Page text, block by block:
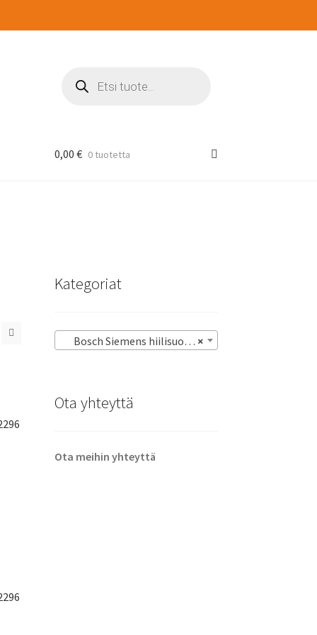
search
0,00 € 0 tuotetta
Kategoriat
×
Bosch Siemens hiilisuodattimet
Ota yhteyttä
Ota meihin yhteyttä